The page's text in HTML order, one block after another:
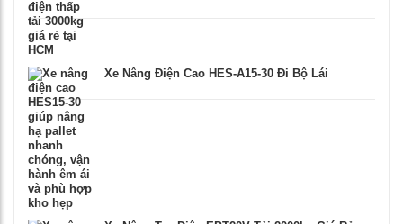
Xe Nâng Điện Cao HES-A15-30 Đi Bộ Lái